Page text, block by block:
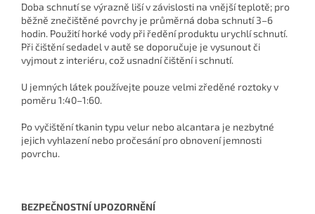
Doba schnutí se výrazně liší v závislosti na vnější teplotě; pro
běžně znečištěné povrchy je průměrná doba schnutí 3–6
hodin. Použití horké vody při ředění produktu urychlí schnutí.
Při čištění sedadel v autě se doporučuje je vysunout či
vyjmout z interiéru, což usnadní čištění i schnutí.
U jemných látek používejte pouze velmi zředěné roztoky v
poměru 1:40–1:60.
Po vyčištění tkanin typu velur nebo alcantara je nezbytné
jejich vyhlazení nebo pročesání pro obnovení jemnosti
povrchu.
BEZPEČNOSTNÍ UPOZORNĚNÍ